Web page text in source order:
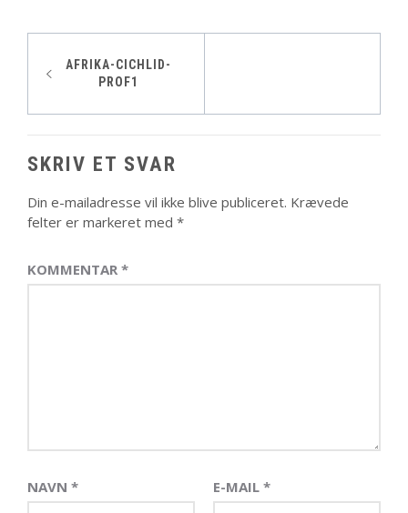
Indlægsnavigation
AFRIKA-CICHLID-
PROF1
SKRIV ET SVAR
Din e-mailadresse vil ikke blive publiceret. Krævede
felter er markeret med *
KOMMENTAR *
NAVN * E-MAIL *